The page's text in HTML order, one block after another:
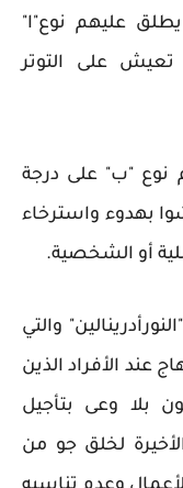
عليهم نوع"ا"
على التوتر
نوع "ب" على درجة
بهدوء واسترخاء
أو الشخصية.
والتي
عند الأفراد الذين
بلا وعى بتأجيل
لخلق جو من